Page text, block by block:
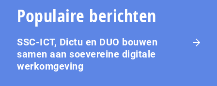
Populaire berichten
SSC-ICT, Dictu en DUO bouwen
samen aan soevereine digitale
werkomgeving